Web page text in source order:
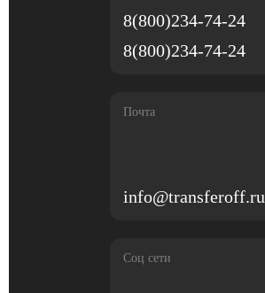
8(800)234-74-24
8(800)234-74-24
Почта
info@transferoff.ru
Соц сети